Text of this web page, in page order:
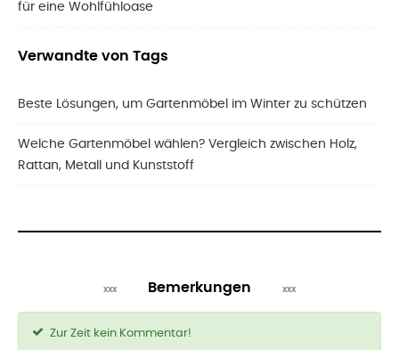
für eine Wohlfühloase
Verwandte von Tags
Beste Lösungen, um Gartenmöbel im Winter zu schützen
Welche Gartenmöbel wählen? Vergleich zwischen Holz,
Rattan, Metall und Kunststoff
Bemerkungen
Zur Zeit kein Kommentar!